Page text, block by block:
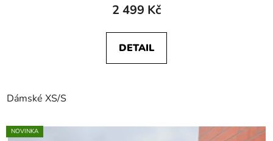
2 499 Kč
DETAIL
Dámské XS/S
NOVINKA